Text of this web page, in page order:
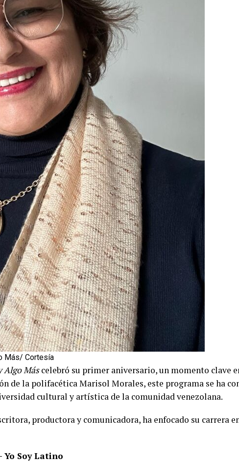
Más/ Cortesía
Algo Máscelebró su primer aniversario, un momento clave
de la polifacética Marisol Morales, este programa se ha
cultural y artística de la comunidad venezolana.
productora y comunicadora, ha enfocado su carrera
Yo Soy Latino